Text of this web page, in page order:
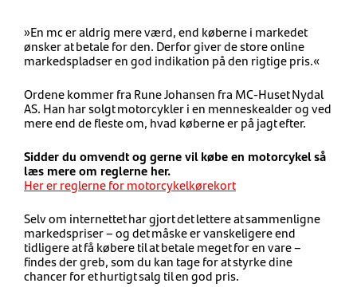
»En mc er aldrig mere værd, end køberne i markedet
ønsker at betale for den. Derfor giver de store online
markedspladser en god indikation på den rigtige pris.«
Ordene kommer fra Rune Johansen fra MC-Huset Nydal
AS. Han har solgt motorcykler i en menneskealder og ved
mere end de fleste om, hvad køberne er på jagt efter.
Sidder du omvendt og gerne vil købe en motorcykel så
læs mere om reglerne her.
Her er reglerne for motorcykelkørekort
Selv om internettet har gjort det lettere at sammenligne
markedspriser – og det måske er vanskeligere end
tidligere at få købere til at betale meget for en vare –
findes der greb, som du kan tage for at styrke dine
chancer for et hurtigt salg til en god pris.